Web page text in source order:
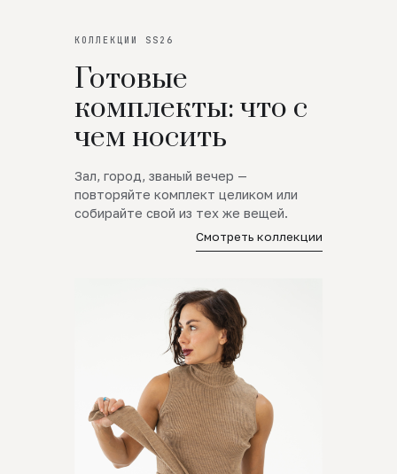
КОЛЛЕКЦИИ SS26
Готовые
комплекты: что с
чем носить
Зал, город, званый вечер —
повторяйте комплект целиком или
собирайте свой из тех же вещей.
Смотреть коллекции